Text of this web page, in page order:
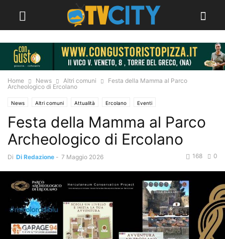
Home News Altri comuni
Festa della Mamma al Parco
Archeologico di Ercolano
News Altri comuni Attualità Ercolano Eventi
Festa della Mamma al Parco
Archeologico di Ercolano
Di Di Redazione - 7 Maggio 2026 0
168